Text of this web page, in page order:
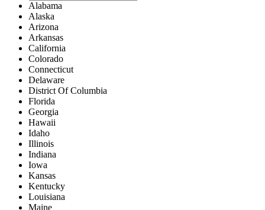
Alabama
Alaska
Arizona
Arkansas
California
Colorado
Connecticut
Delaware
District Of Columbia
Florida
Georgia
Hawaii
Idaho
Illinois
Indiana
Iowa
Kansas
Kentucky
Louisiana
Maine